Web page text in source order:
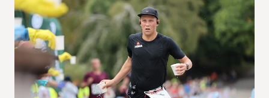
Res, bo, upplev
Hållbarhet
Göteborgsvarvets historia